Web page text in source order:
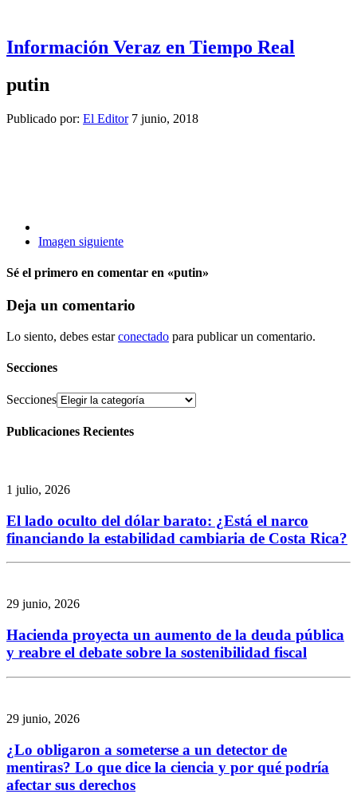
Información Veraz en Tiempo Real
putin
Publicado por: El Editor 7 junio, 2018
Imagen siguiente
Sé el primero en comentar en «putin»
Deja un comentario
Lo siento, debes estarconectado para publicar un comentario.
Secciones
Secciones
Publicaciones Recientes
1 julio, 2026
El lado oculto del dólar barato: ¿Está el narco
financiando la estabilidad cambiaria de Costa Rica?
29 junio, 2026
Hacienda proyecta un aumento de la deuda pública
y reabre el debate sobre la sostenibilidad fiscal
29 junio, 2026
¿Lo obligaron a someterse a un detector de
mentiras? Lo que dice la ciencia y por qué podría
afectar sus derechos